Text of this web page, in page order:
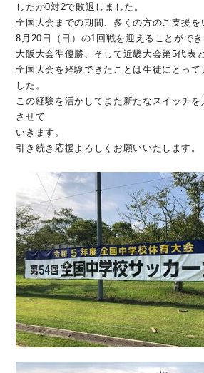
したが0対2で敗退しました。
全国大会までの期間、多くの方のご支援を
8月20日（日）の1回戦を迎えることができ
大阪大会準優勝、そして近畿大会第5代表
全国大会を経験できたことは生徒にとって
この経験を活かしてまた新たなスイッチ
させて
いきます。
引き続き応援よろしくお願いいたします。